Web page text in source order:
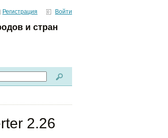
Регистрация Войти
и стран
2.26